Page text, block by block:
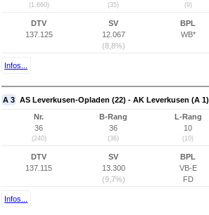
(1.660) (35) (9)
DTV
137.125
SV
12.067
(8,8%)
BPL
WB*
Infos...
A 3 AS Leverkusen-Opladen (22) - AK Leverkusen (A 1)
Nr.
36
(240)
B-Rang
36
(36)
L-Rang
10
(10)
DTV
137.115
SV
13.300
(9,7%)
BPL
VB-E
FD
Infos...